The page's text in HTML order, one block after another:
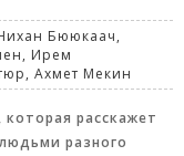
Бююкаач,
Ирем
Ахмет Мекин
расскажет
разного